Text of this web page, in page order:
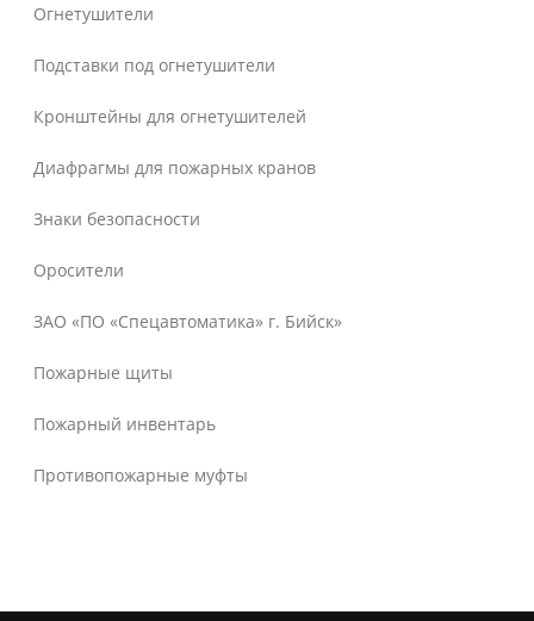
Огнетушители
Подставки под огнетушители
Кронштейны для огнетушителей
Диафрагмы для пожарных кранов
Знаки безопасности
Оросители
ЗАО «ПО «Спецавтоматика» г. Бийск»
Пожарные щиты
Пожарный инвентарь
Противопожарные муфты